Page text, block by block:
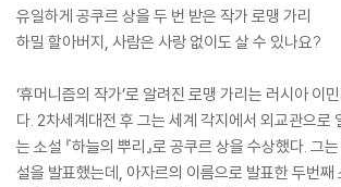
유일하게 공쿠르 상을 두 번 받은 작가 로맹 가리
하밀 할아버지, 사람은 사랑 없이도 살 수 있나요?
‘휴머니즘의 작가’로 알려진 로맹 가리는 러시아 이
다. 2차세계대전 후 그는 세계 각지에서 외교관으로
는 소설 『하늘의 뿌리』로 공쿠르 상을 수상했다. 그
설을 발표했는데, 아자르의 이름으로 발표한 두번째